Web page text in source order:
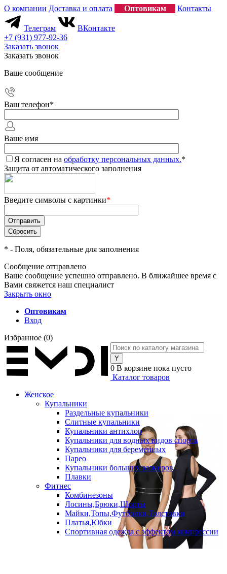
О компании Доставка и оплата Оптовикам Контакты
Телеграм
ВКонтакте
+7 (931) 977-92-36
Заказать звонок
Заказать звонок
Ваше сообщение
Ваш телефон*
Ваше имя
Я согласен на обработку персональных данных.*
Защита от автоматического заполнения
Введите символы с картинки*
* - Поля, обязательные для заполнения
Сообщение отправлено
Ваше сообщение успешно отправлено. В ближайшее время с
Вами свяжется наш специалист
Закрыть окно
Оптовикам
Вход
Избранное (0)
0 В корзине пока пусто
Каталог товаров
Женское
Купальники
Раздельные купальники
Слитные купальники
Купальники антихлор
Купальники для водных видов спорта
Купальники для беременных
Парео
Купальники больших размеров
Плавки
Фитнес
Комбинезоны
Лосины,Брюки,Шорты
Майки,Топы,Футболки,Толстовки
Платья,Юбки
Спортивная одежда с эффектом компрессии